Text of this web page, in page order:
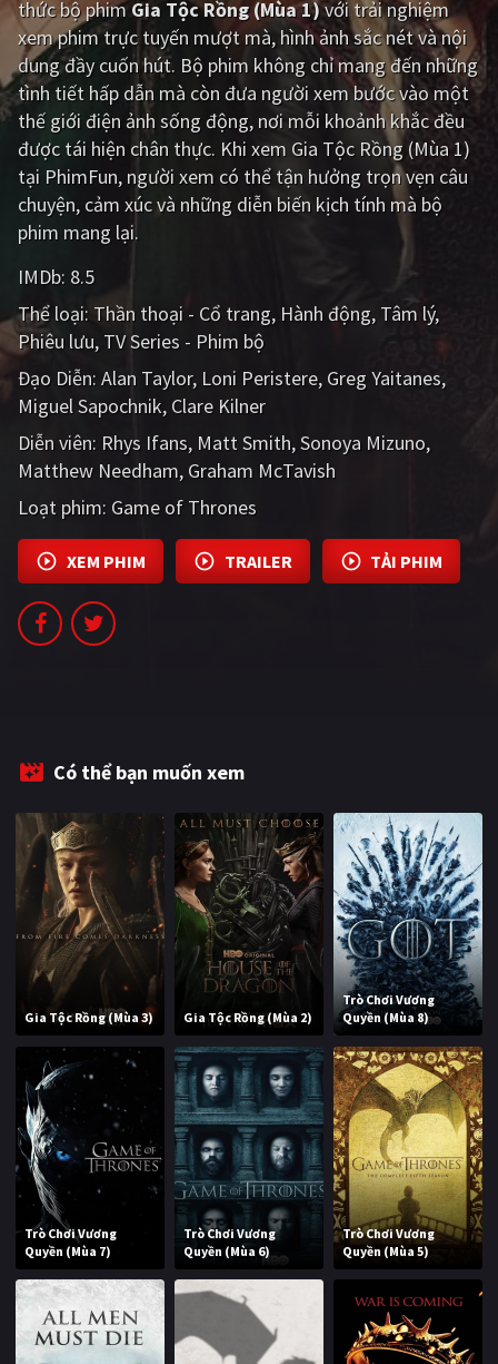
Giật gân Gia đình
Bí ẩn Lịch sử
Viễn Tây Tiểu sử
GameShow DramaTV
QUỐC GIA
Âu - Mỹ Trung Quốc - Hồng Kông
Hàn Quốc Nhật Bản
Ấn Độ Việt Nam
Tổng hợp
CẬP NHẬT
PHIM MỚI
PHIM BỘ
PHIM LẺ
PHIM CHIẾU RẠP
thức bộ phimGia Tộc Rồng (Mùa 1)với trải nghiệm
xem phim trực tuyến mượt mà, hình ảnh sắc nét và nội
dung đầy cuốn hút. Bộ phim không chỉ mang đến những
tình tiết hấp dẫn mà còn đưa người xem bước vào một
thế giới điện ảnh sống động, nơi mỗi khoảnh khắc đều
được tái hiện chân thực. Khi xem Gia Tộc Rồng (Mùa 1)
tại PhimFun, người xem có thể tận hưởng trọn vẹn câu
chuyện, cảm xúc và những diễn biến kịch tính mà bộ
phim mang lại.
IMDb: 8.5
Thể loại: Thần thoại - Cổ trang Hành động Tâm lý
Phiêu lưu TV Series - Phim bộ
Đạo Diễn: Alan Taylor Loni Peristere Greg Yaitanes
Miguel Sapochnik Clare Kilner
Diễn viên: Rhys Ifans Matt Smith Sonoya Mizuno
Matthew Needham Graham McTavish
Loạt phim: Game of Thrones
XEM PHIM TRAILER TẢI PHIM
Có thể bạn muốn xem
Gia Tộc Rồng (Mùa 3) Gia Tộc Rồng (Mùa 2)
Trò Chơi Vương
Quyền (Mùa 8)
Trò Chơi Vương
Quyền (Mùa 7)
Trò Chơi Vương
Quyền (Mùa 6)
Trò Chơi Vương
Quyền (Mùa 5)